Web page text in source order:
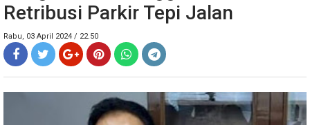
Retribusi Parkir Tepi Jalan
Rabu, 03 April 2024 / 22.50